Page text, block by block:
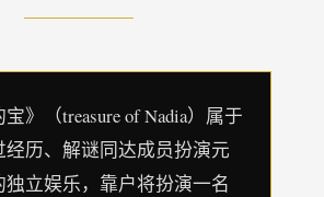
宝》（treasure of Nadia）属于
经历、解谜同达成员扮演元
独立娱乐，靠户将扮演一名